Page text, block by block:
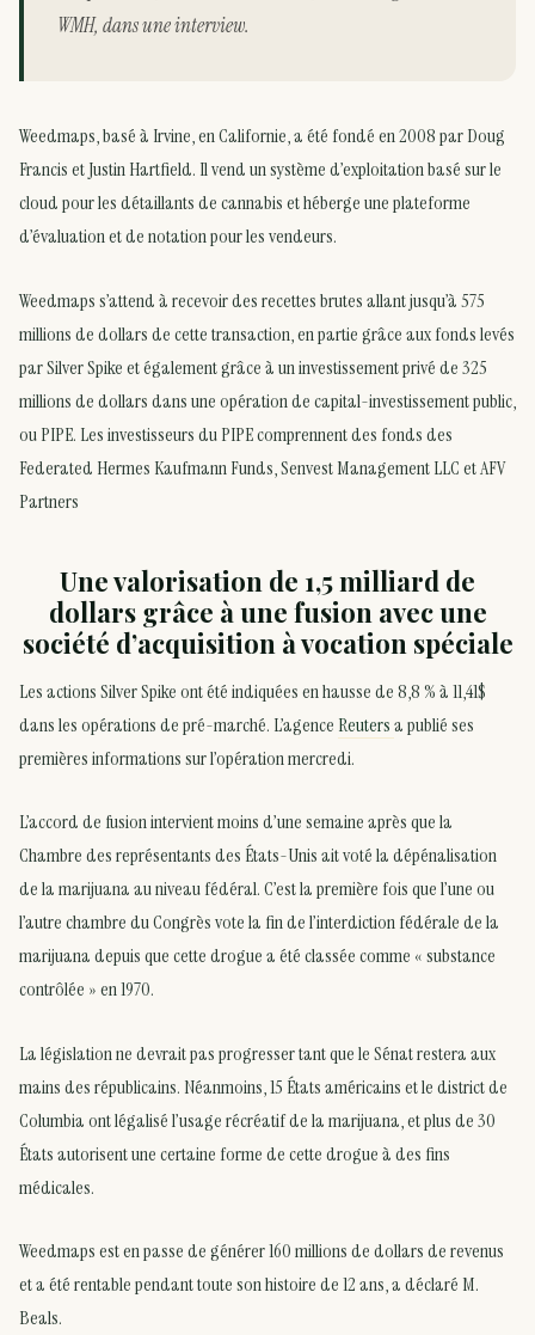
WMH, dans une interview.
Weedmaps, basé à Irvine, en Californie, a été fondé en 2008 par Doug
Francis et Justin Hartfield. Il vend un système d’exploitation basé sur le
cloud pour les détaillants de cannabis et héberge une plateforme
d’évaluation et de notation pour les vendeurs.
Weedmaps s’attend à recevoir des recettes brutes allant jusqu’à 575
millions de dollars de cette transaction, en partie grâce aux fonds levés
par Silver Spike et également grâce à un investissement privé de 325
millions de dollars dans une opération de capital-investissement public,
ou PIPE. Les investisseurs du PIPE comprennent des fonds des
Federated Hermes Kaufmann Funds, Senvest Management LLC et AFV
Partners
Une valorisation de 1,5 milliard de
dollars grâce à une fusion avec une
société d’acquisition à vocation spéciale
Les actions Silver Spike ont été indiquées en hausse de 8,8 % à 11,41$
dans les opérations de pré-marché. L’agence Reutersa publié ses
premières informations sur l’opération mercredi.
L’accord de fusion intervient moins d’une semaine après que la
Chambre des représentants des États-Unis ait voté la dépénalisation
de la marijuana au niveau fédéral. C’est la première fois que l’une ou
l’autre chambre du Congrès vote la fin de l’interdiction fédérale de la
marijuana depuis que cette drogue a été classée comme « substance
contrôlée » en 1970.
La législation ne devrait pas progresser tant que le Sénat restera aux
mains des républicains. Néanmoins, 15 États américains et le district de
Columbia ont légalisé l’usage récréatif de la marijuana, et plus de 30
États autorisent une certaine forme de cette drogue à des fins
médicales.
Weedmaps est en passe de générer 160 millions de dollars de revenus
et a été rentable pendant toute son histoire de 12 ans, a déclaré M.
Beals.